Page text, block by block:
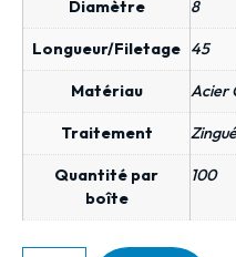
Diamètre 8
Longueur/Filetage 45
Matériau Acier
Traitement
Quantité par
boîte
100